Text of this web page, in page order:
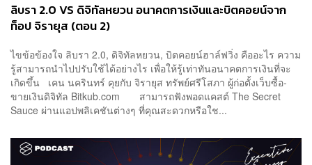
ลิบรา 2.0 VS ดิจิทัลหยวน อนาคตการเงินและบิตคอยน์จาก
ท็อป จิรายุส (ตอน 2)
ไขข้อข้องใจ ลิบรา 2.0, ดิจิทัลหยวน, บิตคอยน์ฮาล์ฟวิ่ง คืออะไร ความ
รู้สามารถนำไปปรับใช้ได้อย่างไร เพื่อให้รู้เท่าทันอนาคตการเงินที่จะ
เกิดขึ้น เคน นครินทร์ คุยกับ จิรายุส ทรัพย์ศรีโสภา ผู้ก่อตั้งเว็บซื้อ-
ขายเงินดิจิทัล Bitkub.com สามารถฟังพอดแคสต์ The Secret
Sauce ผ่านแอปพลิเคชันต่างๆ ที่คุณสะดวกหรือใช...